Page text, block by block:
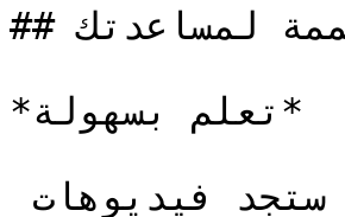
## فيديوهات تعليمية مصممة لمساعدتك
*تعلم بسهولة*